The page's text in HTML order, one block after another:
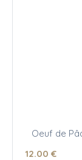
Oeuf de
12.00 €